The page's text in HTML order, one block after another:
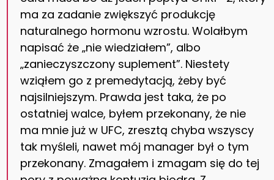
ma za zadanie zwiększyć produkcję
naturalnego hormonu wzrostu. Wolałbym
napisać że „nie wiedziałem”, albo
„zanieczyszczony suplement”. Niestety
wziąłem go z premedytacją, żeby być
najsilniejszym. Prawda jest taka, że po
ostatniej walce, byłem przekonany, że nie
ma mnie już w UFC, zresztą chyba wszyscy
tak myśleli, nawet mój manager był o tym
przekonany. Zmagałem i zmagam się do tej